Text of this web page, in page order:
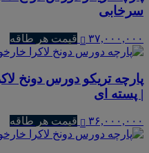
سرخابی
۳۷,۰۰۰,۰۰۰ قیمت هر طاقه
پارچه تریکو دورس دونخ
| پسته ای
۳۶,۰۰۰,۰۰۰ قیمت هر طاقه